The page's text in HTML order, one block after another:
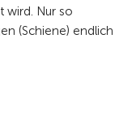
wird. Nur so
(Schiene) endlich